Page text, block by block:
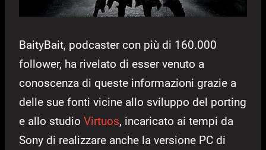
BaityBait, podcaster con più di 160.000
follower, ha rivelato di esser venuto a
conoscenza di queste informazioni grazie a
delle sue fonti vicine allo sviluppo del porting
e allo studio Virtuos, incaricato ai tempi da
Sony di realizzare anche la versione PC di